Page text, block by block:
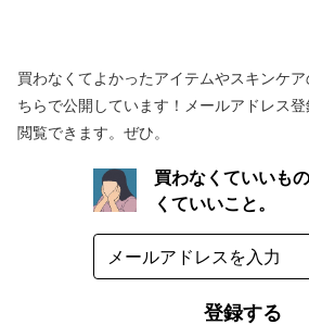
買わなくてよかったアイテムやスキンケ
ちらで公開しています！メールアドレス
閲覧できます。ぜひ。